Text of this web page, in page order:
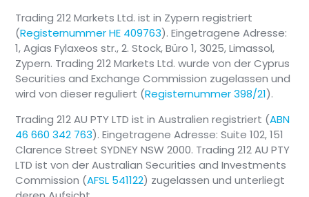
Trading 212 Markets Ltd. ist in Zypern registriert
(Registernummer HE 409763). Eingetragene Adresse:
1, Agias Fylaxeos str., 2. Stock, Büro 1, 3025, Limassol,
Zypern. Trading 212 Markets Ltd. wurde von der Cyprus
Securities and Exchange Commission zugelassen und
wird von dieser reguliert (Registernummer 398/21).
Trading 212 AU PTY LTD ist in Australien registriert (ABN
46 660 342 763). Eingetragene Adresse: Suite 102, 151
Clarence Street SYDNEY NSW 2000. Trading 212 AU PTY
LTD ist von der Australian Securities and Investments
Commission (AFSL 541122) zugelassen und unterliegt